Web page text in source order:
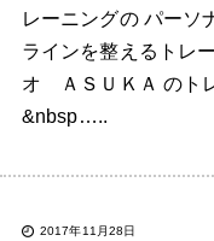
レーニングの パーソ
ラインを整えるトレ
オ ＡＳＵＫＡ のト
&nbsp…..
2017年11月28日